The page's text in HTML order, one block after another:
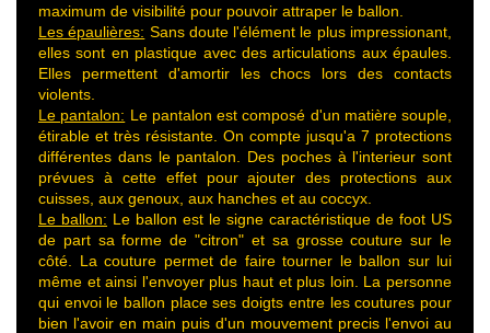
maximum de visibilité pour pouvoir attraper le ballon.
Les épaulières: Sans doute l'élément le plus impressionant,
elles sont en plastique avec des articulations aux épaules.
Elles permettent d'amortir les chocs lors des contacts
violents.
Le pantalon: Le pantalon est composé d'un matière souple,
étirable et très résistante. On compte jusqu'a 7 protections
différentes dans le pantalon. Des poches à l'interieur sont
prévues à cette effet pour ajouter des protections aux
cuisses, aux genoux, aux hanches et au coccyx.
Le ballon: Le ballon est le signe caractéristique de foot US
de part sa forme de "citron" et sa grosse couture sur le
côté. La couture permet de faire tourner le ballon sur lui
même et ainsi l'envoyer plus haut et plus loin. La personne
qui envoi le ballon place ses doigts entre les coutures pour
bien l'avoir en main puis d'un mouvement precis l'envoi au